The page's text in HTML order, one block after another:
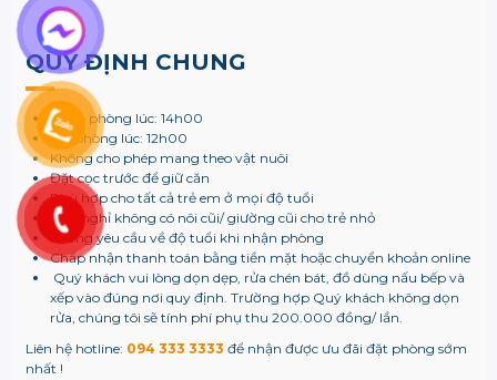
QUY ĐỊNH CHUNG
Nhận phòng lúc: 14h00
Trả phòng lúc: 12h00
Không cho phép mang theo vật nuôi
Đặt cọc trước để giữ căn
Phù hợp cho tất cả trẻ em ở mọi độ tuổi
Chỗ nghỉ không có nôi cũi/ giường cũi cho trẻ nhỏ
Không yêu cầu về độ tuổi khi nhận phòng
Chấp nhận thanh toán bằng tiền mặt hoặc chuyển khoản online
Quý khách vui lòng dọn dẹp, rửa chén bát, đồ dùng nấu bếp và
xếp vào đúng nơi quy định. Trường hợp Quý khách không dọn
rửa, chúng tôi sẽ tính phí phụ thu 200.000 đồng/ lần.
Liên hệ hotline: 094 333 3333 để nhận được ưu đãi đặt phòng sớm
nhất !